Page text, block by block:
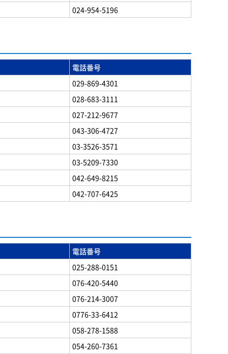
024-954-5196
電話番号
029-869-4301
028-683-3111
027-212-9677
043-306-4727
03-3526-3571
03-5209-7330
042-649-8215
042-707-6425
電話番号
025-288-0151
076-420-5440
076-214-3007
0776-33-6412
058-278-1588
054-260-7361